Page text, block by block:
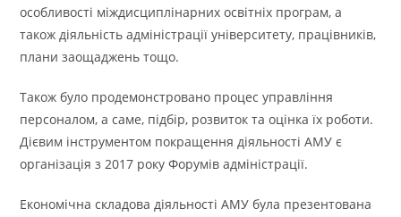
особливості міждисциплінарних освітніх програм, а
також діяльність адміністрації університету, працівників,
плани заощаджень тощо.
Також було продемонстровано процес управління
персоналом, а саме, підбір, розвиток та оцінка їх роботи.
Дієвим інструментом покращення діяльності АМУ є
організація з 2017 року Форумів адміністрації.
Економічна складова діяльності АМУ була презентована